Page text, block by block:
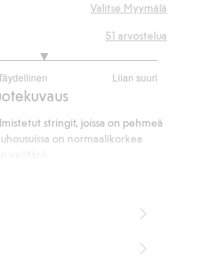
Valitse Myymälä
Liian suuri
51 arvostelua
stringit, joissa on pehmeä
on normaalikorkea
95 % TENCEL™ Lyocell -kuitua.